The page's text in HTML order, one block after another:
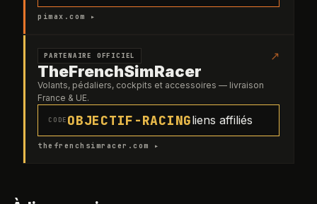
pimax.com ▸
PARTENAIRE OFFICIEL ↗
TheFrenchSimRacer
Volants, pédaliers, cockpits et accessoires — livraison
France & UE.
CODE OBJECTIF-RACINGliens affiliés
thefrenchsimracer.com ▸